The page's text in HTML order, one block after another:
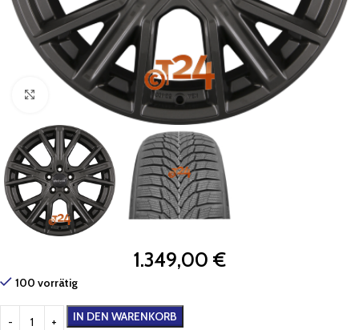
Zum Vergrößern klicken
1.349,00 €
100 vorrätig
IN DEN WARENKORB